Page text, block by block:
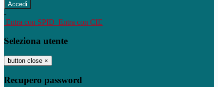
-
Entra con SPID Entra con CIE
Seleziona utente
button close ×
Recupero password